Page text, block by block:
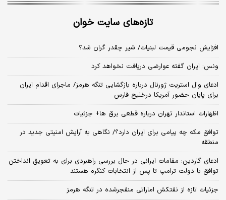
تازه‌های سایت خوان
افزایش نجومی قیمت لبنیات/ شیر چقدر گران شد؟
ونس: ایران گفته عوارضی دریافت نخواهد کرد
ادعای وال استریت ژورنال درباره بازگشایی تنگه هرمز/ ماجرای اقدام ایران
برای پایان حضور آمریکا درخلیج فارس
اظهارات استاندار تهران درباره قطعی برق ها+ جزئیات
توافق مکه چه پیامی برای ایران دارد؟/ نگاهی به آرایش امنیتی جدید در
منطقه
ادعای گاردین: مقامات ایرانی در حال بررسی راهبردی برای به تعویق انداختن
توافق با دولت ترامپ تا پس از انتخابات کنگره هستند
جزئیات تازه از نفتکش اماراتی منفجرشده در تنگه هرمز